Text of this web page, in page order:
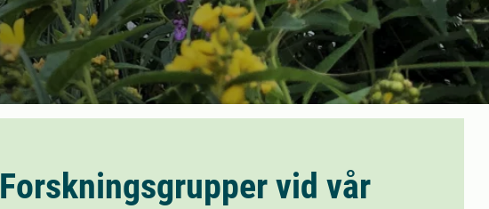
Forskningsgrupper vid vår